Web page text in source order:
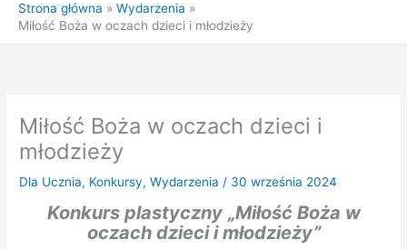
Strona główna
Wydarzenia
Miłość Boża w oczach dzieci i młodzieży
Miłość Boża w oczach dzieci i
młodzieży
Dla Ucznia, Konkursy,Wydarzenia / 30 września 2024
Konkurs plastyczny „Miłość Boża w
oczach dzieci i młodzieży”